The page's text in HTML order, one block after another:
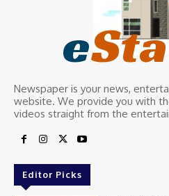
e
Newspaper is your news,
website. We provide you with
videos straight from the
Editor Picks